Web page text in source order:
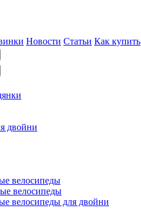
Новости Статьи Как купить
двойни
велосипеды
велосипеды
велосипеды для двойни